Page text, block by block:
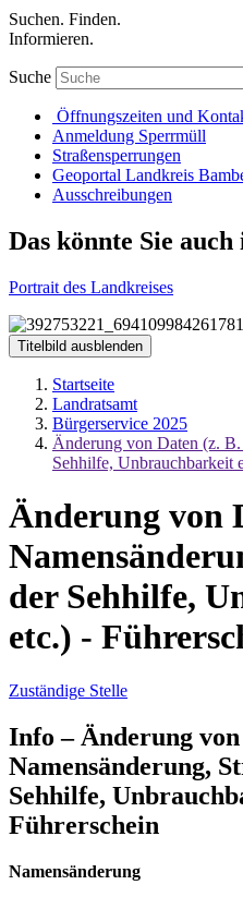
Suchen. Finden.
Informieren.
Suche
Öffnungszeiten und
Anmeldung Sperrmüll
Straßensperrungen
Geoportal Landkreis
Ausschreibungen
Das könnte Sie
Portrait des Landkreises
Titelbild ausblenden
Startseite
Landratsamt
Bürgerservice 2025
Änderung von Daten (z.
Sehhilfe, Unbrauchbarkeit
Änderung von
der Sehhilfe,
etc.) -
Zuständige Stelle
Info – Änderung
Namensänderung,
Sehhilfe,
Führerschein
Namensänderung